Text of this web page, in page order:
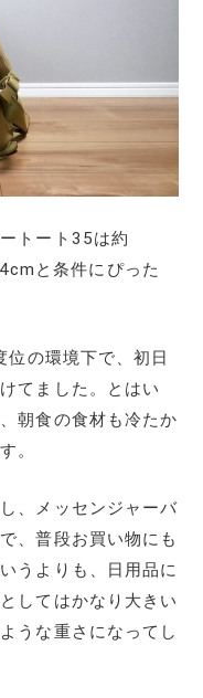
トート35は約
と条件にぴった
の環境下で、初日
てました。とはい
朝食の食材も冷たか
。
、メッセンジャーバ
、普段お買い物にも
うよりも、日用品に
してはかなり大きい
うな重さになってし